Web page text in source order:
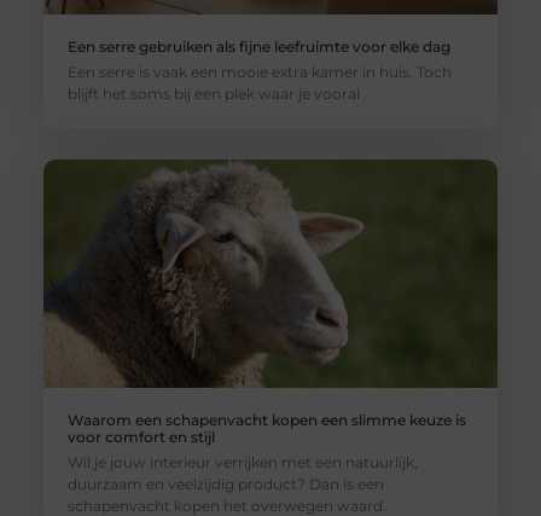
Een serre gebruiken als fijne leefruimte voor elke dag
Een serre is vaak een mooie extra kamer in huis. Toch
blijft het soms bij een plek waar je vooral
Waarom een schapenvacht kopen een slimme keuze is
voor comfort en stijl
Wil je jouw interieur verrijken met een natuurlijk,
duurzaam en veelzijdig product? Dan is een
schapenvacht kopen het overwegen waard.